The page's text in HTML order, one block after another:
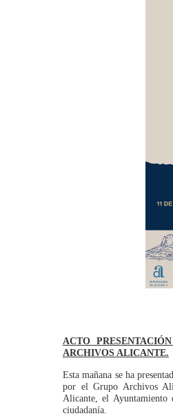
ACTO
ARCHIVOS ALICANTE.
Esta mañana se ha
por el Grupo Archivos
Alicante, el
ciudadanía.